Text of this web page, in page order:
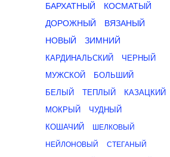
БАРХАТНЫЙ
КОСМАТЫЙ
ДОРОЖНЫЙ
ВЯЗАНЫЙ
НОВЫЙ
ЗИМНИЙ
КАРДИНАЛЬСКИЙ
ЧЕРНЫЙ
МУЖСКОЙ
БОЛЬШИЙ
БЕЛЫЙ
ТЕПЛЫЙ
КАЗАЦКИЙ
МОКРЫЙ
ЧУДНЫЙ
КОШАЧИЙ
ШЕЛКОВЫЙ
НЕЙЛОНОВЫЙ СТЕГАНЫЙ